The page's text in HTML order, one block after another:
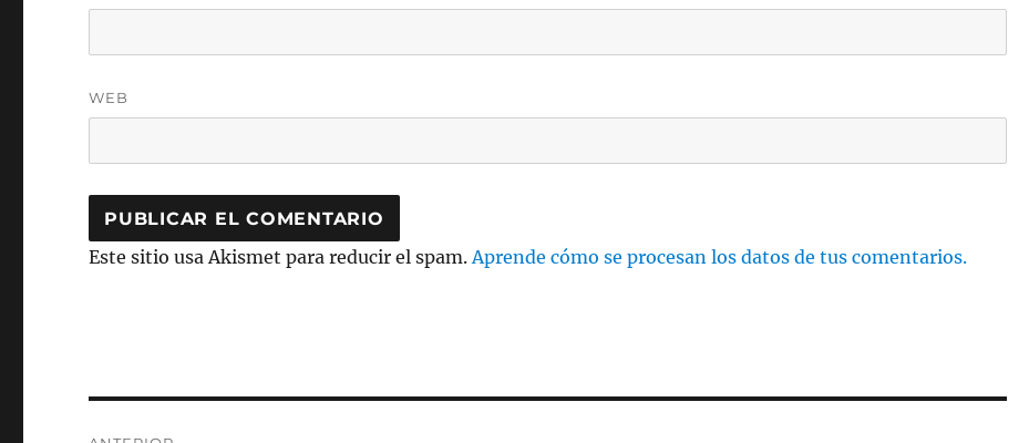
WEB
Este sitio usa Akismet para reducir el spam.Aprende cómo se procesan los datos de tus comentarios.